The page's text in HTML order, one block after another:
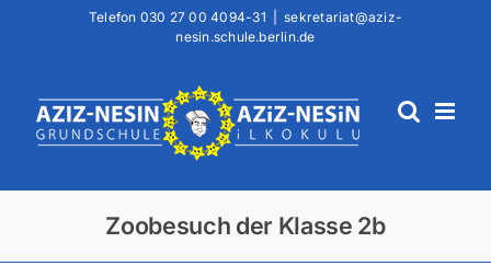
Telefon 030 27 00 4094-31
sekretariat@aziz-
nesin.schule.berlin.de
Zoobesuch der Klasse 2b